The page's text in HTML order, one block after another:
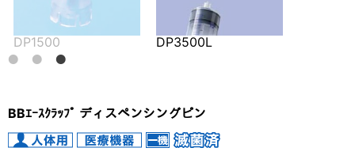
DP3500L
BBｴｰｽｸﾗｯﾌﾟ ディスペンシングピン